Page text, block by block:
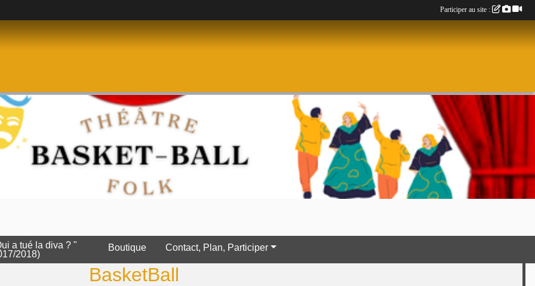
a tué la diva ? "
2018)
Boutique Contact, Plan, Participer
BasketBall
Participer au site :